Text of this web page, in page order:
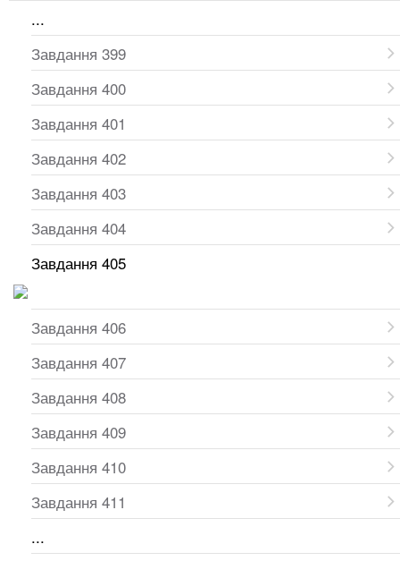
...
Завдання 399
Завдання 400
Завдання 401
Завдання 402
Завдання 403
Завдання 404
Завдання 405
Завдання 406
Завдання 407
Завдання 408
Завдання 409
Завдання 410
Завдання 411
...